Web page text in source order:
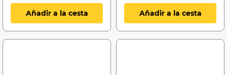
Añadir a la cesta Añadir a la cesta